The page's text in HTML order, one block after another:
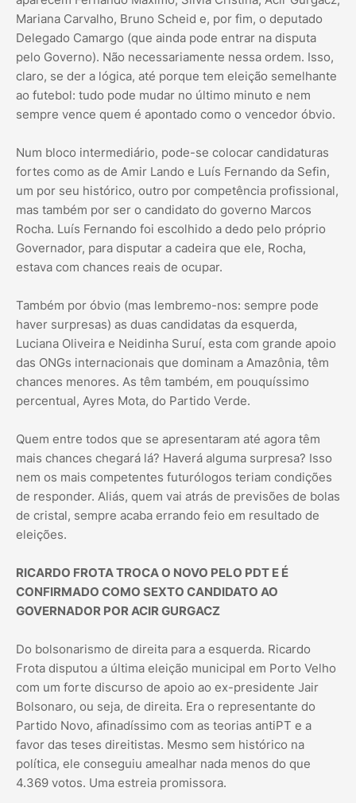
Mariana Carvalho, Bruno Scheid e, por fim, o deputado
Delegado Camargo (que ainda pode entrar na disputa
pelo Governo). Não necessariamente nessa ordem. Isso,
claro, se der a lógica, até porque tem eleição semelhante
ao futebol: tudo pode mudar no último minuto e nem
sempre vence quem é apontado como o vencedor óbvio.
Num bloco intermediário, pode-se colocar candidaturas
fortes como as de Amir Lando e Luís Fernando da Sefin,
um por seu histórico, outro por competência profissional,
mas também por ser o candidato do governo Marcos
Rocha. Luís Fernando foi escolhido a dedo pelo próprio
Governador, para disputar a cadeira que ele, Rocha,
estava com chances reais de ocupar.
Também por óbvio (mas lembremo-nos: sempre pode
haver surpresas) as duas candidatas da esquerda,
Luciana Oliveira e Neidinha Suruí, esta com grande apoio
das ONGs internacionais que dominam a Amazônia, têm
chances menores. As têm também, em pouquíssimo
percentual, Ayres Mota, do Partido Verde.
Quem entre todos que se apresentaram até agora têm
mais chances chegará lá? Haverá alguma surpresa? Isso
nem os mais competentes futurólogos teriam condições
de responder. Aliás, quem vai atrás de previsões de bolas
de cristal, sempre acaba errando feio em resultado de
eleições.
RICARDO FROTA TROCA O NOVO PELO PDT E É
CONFIRMADO COMO SEXTO CANDIDATO AO
GOVERNADOR POR ACIR GURGACZ
Do bolsonarismo de direita para a esquerda. Ricardo
Frota disputou a última eleição municipal em Porto Velho
com um forte discurso de apoio ao ex-presidente Jair
Bolsonaro, ou seja, de direita. Era o representante do
Partido Novo, afinadíssimo com as teorias antiPT e a
favor das teses direitistas. Mesmo sem histórico na
política, ele conseguiu amealhar nada menos do que
4.369 votos. Uma estreia promissora.